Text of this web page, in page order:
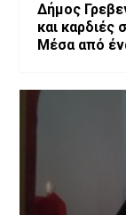
Δήμος
και καρδιές
Μέσα από